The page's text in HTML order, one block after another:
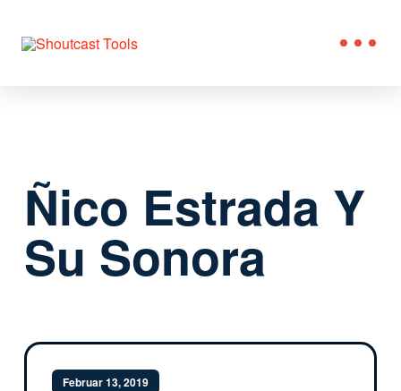
Ñico Estrada Y
Su Sonora
Februar 13, 2019